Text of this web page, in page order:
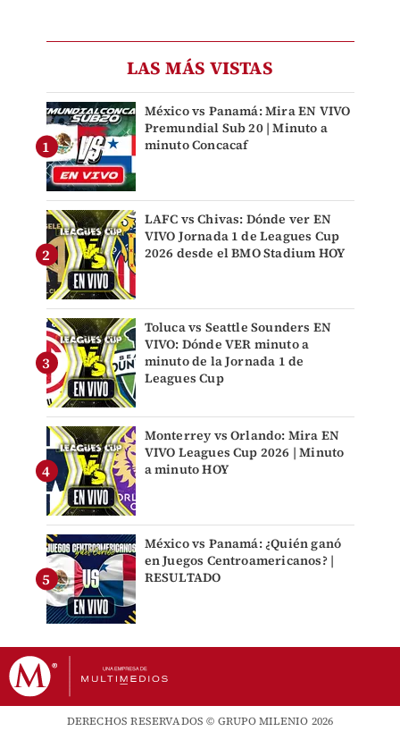
LAS MÁS VISTAS
México vs Panamá: Mira EN VIVO
Premundial Sub 20 | Minuto a
minuto Concacaf
LAFC vs Chivas: Dónde ver EN
VIVO Jornada 1 de Leagues Cup
2026 desde el BMO Stadium HOY
Toluca vs Seattle Sounders EN
VIVO: Dónde VER minuto a
minuto de la Jornada 1 de
Leagues Cup
Monterrey vs Orlando: Mira EN
VIVO Leagues Cup 2026 | Minuto
a minuto HOY
México vs Panamá: ¿Quién ganó
en Juegos Centroamericanos? |
RESULTADO
DERECHOS RESERVADOS © GRUPO MILENIO 2026